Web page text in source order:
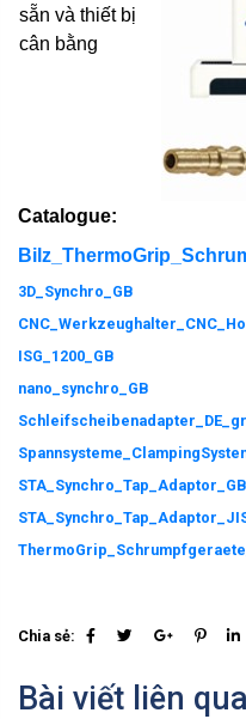
sẵn và thiết bị
cân bằng
Catalogue:
3D_Synchro_GB
ISG_1200_GB
nano_synchro_GB
STA_Synchro_Tap_Adaptor_GB
Chia sẻ:
Bài viết liên